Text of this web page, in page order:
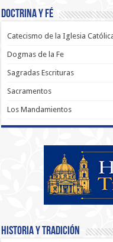
Doctrina y Fé
Catecismo de la Iglesia
Dogmas de la Fe
Sagradas Escrituras
Sacramentos
Los Mandamientos
Historia y Tradición